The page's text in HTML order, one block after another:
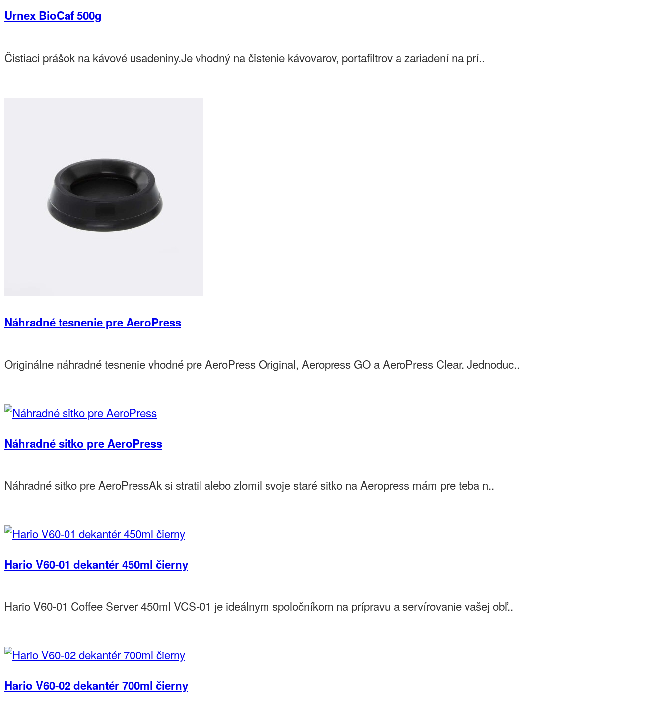
Urnex BioCaf 500g
Čistiaci prášok na kávové usadeniny.Je vhodný na čistenie kávovarov, portafiltrov a zariadení na prí..
Náhradné tesnenie pre AeroPress
Originálne náhradné tesnenie vhodné pre AeroPress Original, Aeropress GO a AeroPress Clear. Jednoduc..
Do košíka
Náhradné sitko pre AeroPress
Náhradné sitko pre AeroPressAk si stratil alebo zlomil svoje staré sitko na Aeropress mám pre teba n..
Do košíka
Hario V60-01 dekantér 450ml čierny
Hario V60-01 Coffee Server 450ml VCS-01 je ideálnym spoločníkom na prípravu a servírovanie vašej obľ..
Do košíka
Hario V60-02 dekantér 700ml čierny